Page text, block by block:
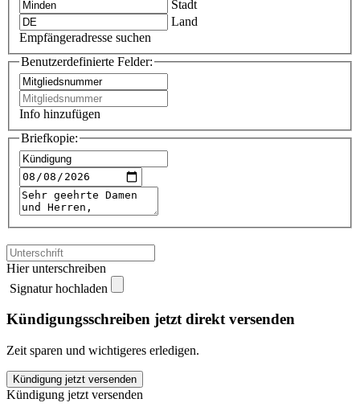
Stadt
Land
Empfängeradresse suchen
Benutzerdefinierte Felder:
Info hinzufügen
Briefkopie:
Hier unterschreiben
Signatur hochladen
Kündigungsschreiben jetzt direkt versenden
Zeit sparen und wichtigeres erledigen.
Verdi
Minden
Kündigung jetzt versenden
Kündigung jetzt versenden